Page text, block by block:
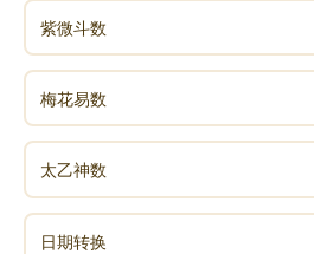
《易经》第三十四卦 大壮 雷
《易经》第三十五卦 晋 火地
《易经》第三十六卦 明夷
《易经》第三十七卦 家人
紫微斗数
梅花易数
太乙神数
日期转换